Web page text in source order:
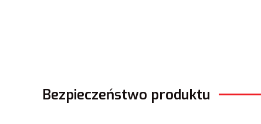
Bezpieczeństwo produktu